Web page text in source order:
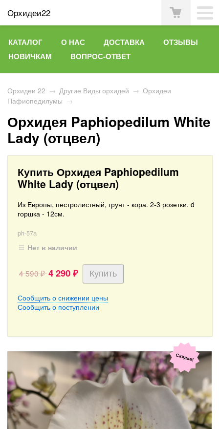
Орхидеи22
КАТАЛОГ О НАС ДОСТАВКА
ОТЗЫВЫ
НОВИЧКАМ
ВОПРОС-ОТВЕТ
Орхидеи 22 → Другие Виды орхидей → Орхидеи
Пафиопедилумы →
Орхидея Paphiopedilum White
Lady (отцвел)
Купить Орхидея Paphiopedilum
White Lady (отцвел)
Из Европы, пестролистный, грунт - кора. 2-3 розетки. d
горшка - 12см.
ph-57а
Нет в наличии
4 590₽ 4 290 ₽
Сообщить о снижении цены
Сообщить о поступлении
Скидка!